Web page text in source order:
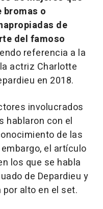
bromas o
de
del famoso
referencia a la
actriz Charlotte
en 2018.
involucrados
hablaron con el
de las
el artículo
los que se habla
de Depardieu y
alto en el set.